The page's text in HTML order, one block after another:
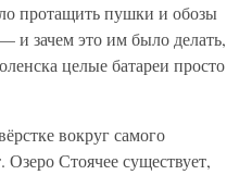
протащить пушки и обозы
и зачем это им было делать,
целые батареи просто
вокруг самого
Озеро Стоячее существует,